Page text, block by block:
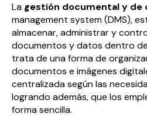
La gestión documental y de
management system (DMS),
almacenar, administrar y
documentos y datos dentro
trata de una forma de
documentos e imágenes
centralizada según las
logrando además, que los
forma sencilla.